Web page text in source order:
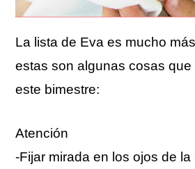
La lista de Eva es mucho
estas son algunas cosas
este bimestre:
Atención
-Fijar mirada en los ojos de